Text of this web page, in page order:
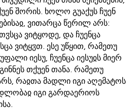
შორის. ხოლო გუაქუს ჩუენ
ვითარცა წერილ არს:
ვიტყოდე, და ჩუენცა
ვიტყჳთ. ესე უწყით, რამეთუ
იესუ, ჩუენცა იესუჲს მიერ
თქუენ თანა. რამეთუ
რაჲთა მადლი იგი აღემატოს
იგი გარდაერიოს